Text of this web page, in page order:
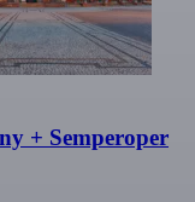
+ Semperoper